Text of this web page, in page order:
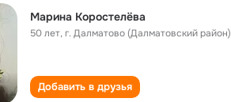
Марина Коростелёва
50 лет,г. Далматово (Далматовский район)
Добавить в друзья